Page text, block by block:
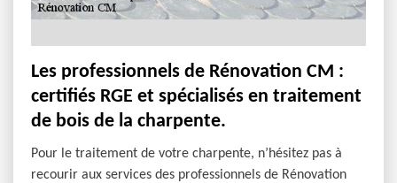
Les professionnels de Rénovation CM :
certifiés RGE et spécialisés en traitement
de bois de la charpente.
Pour le traitement de votre charpente, n’hésitez pas à
recourir aux services des professionnels de Rénovation